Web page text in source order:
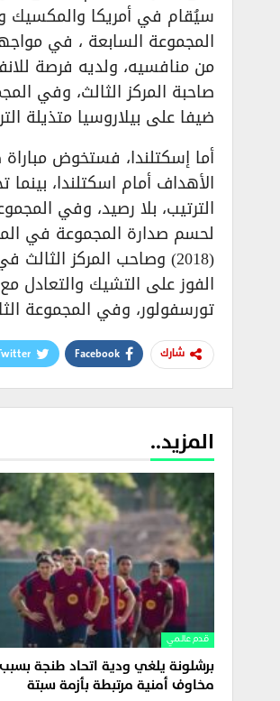
سيُقام في أمريكا والمكسيك
المجموعة السابعة ، في
من منافسيه، ولديه فرصة
صاحبة المركز الثالث، وفي
ضيفا على بيلاروسيا متذيلة
أما إسكتلندا، فستخوض مباراة
لحسم صدارة المجموعة في
الفوز على التشيك
تورسفولور، وفي المجموعة
شارك Facebook
المزيد..
قدم عالمي
برشلونة يلغي ودية اتحاد طنجة بسبب
مخاوف أمنية مرتبطة بأزمة سبتة